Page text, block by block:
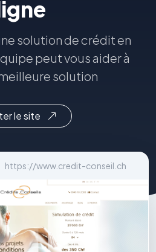
solution de crédit en
peut vous aider à
solution
le site
https://www.credit-conseil.ch